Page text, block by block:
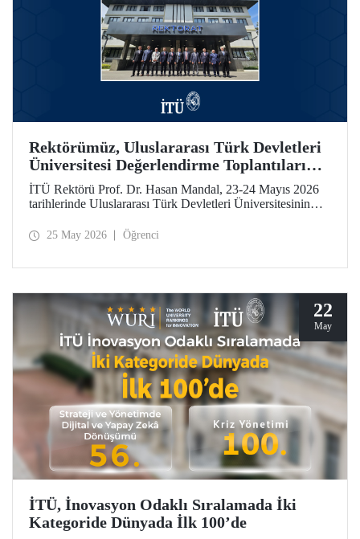
Rektörümüz, Uluslararası Türk Devletleri
Üniversitesi Değerlendirme Toplantıları
İçin Özbekistan’daydı
İTÜ Rektörü Prof. Dr. Hasan Mandal, 23-24 Mayıs 2026
tarihlerinde Uluslararası Türk Devletleri Üniversitesinin
25 May 2026 Öğrenci
22
May
İTÜ, İnovasyon Odaklı Sıralamada İki
Kategoride Dünyada İlk 100’de